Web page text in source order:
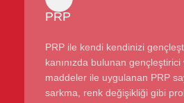
PRP
PRP ile kendi kendinizi
kanınızda bulunan
maddeler ile uygulanan PRP
sarkma, renk değişikliği gibi